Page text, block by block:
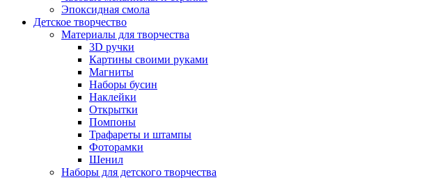
Эпоксидная смола
Детское творчество
Материалы для творчества
3D ручки
Картины своими руками
Магниты
Наборы бусин
Наклейки
Открытки
Помпоны
Трафареты и штампы
Фоторамки
Шенил
Наборы для детского творчества